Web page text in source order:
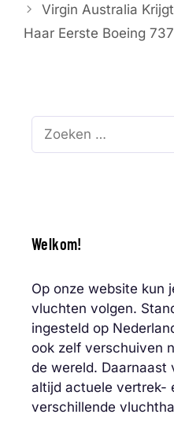
Virgin Australia
Haar Eerste Boeing
naar:
Welkom!
Op onze website kun
vluchten volgen.
ingesteld op
ook zelf verschuiven
de wereld. Daarnaast
altijd actuele vertrek-
verschillende